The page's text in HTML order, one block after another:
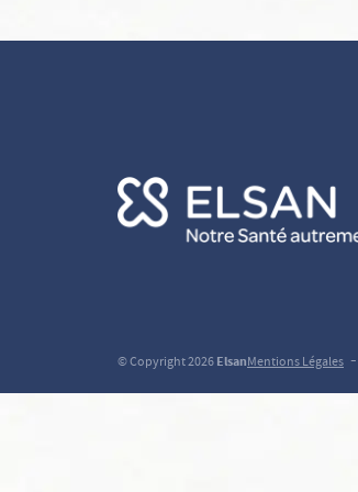
© Copyright 2026ElsanMentions Légales -